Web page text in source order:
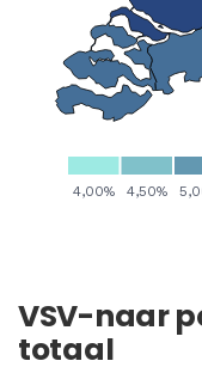
VSV-naar
totaal